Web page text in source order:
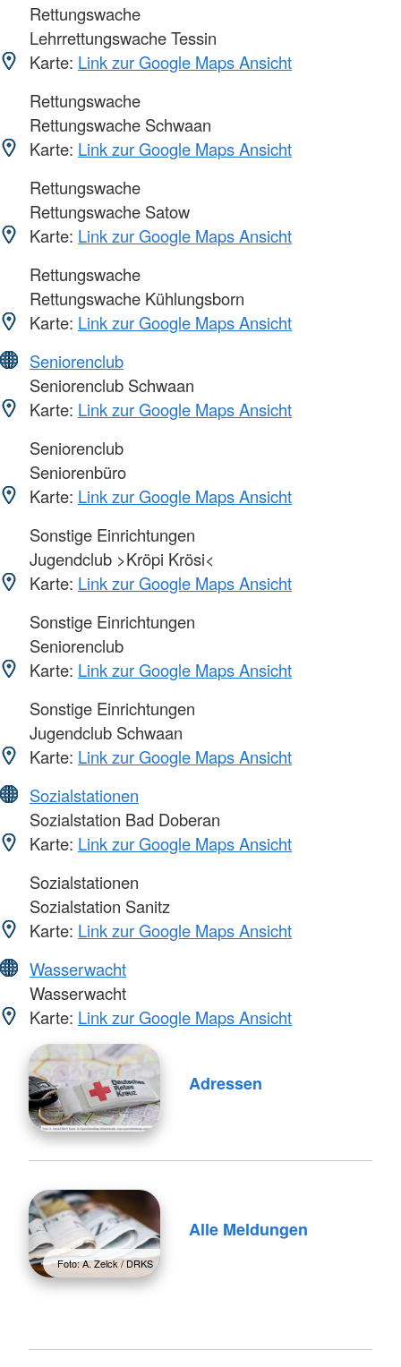
Rettungswache
Lehrrettungswache Tessin
Karte: Link zur Google Maps Ansicht
Rettungswache
Rettungswache Schwaan
Karte: Link zur Google Maps Ansicht
Rettungswache
Rettungswache Satow
Karte: Link zur Google Maps Ansicht
Rettungswache
Rettungswache Kühlungsborn
Karte: Link zur Google Maps Ansicht
Seniorenclub
Seniorenclub Schwaan
Karte: Link zur Google Maps Ansicht
Seniorenclub
Seniorenbüro
Karte: Link zur Google Maps Ansicht
Sonstige Einrichtungen
Jugendclub >Kröpi Krösi<
Karte: Link zur Google Maps Ansicht
Sonstige Einrichtungen
Seniorenclub
Karte: Link zur Google Maps Ansicht
Sonstige Einrichtungen
Jugendclub Schwaan
Karte: Link zur Google Maps Ansicht
Sozialstationen
Sozialstation Bad Doberan
Karte: Link zur Google Maps Ansicht
Sozialstationen
Sozialstation Sanitz
Karte: Link zur Google Maps Ansicht
Wasserwacht
Wasserwacht
Karte: Link zur Google Maps Ansicht
Adressen
Foto: A. Zelck / DRKS
Alle Meldungen